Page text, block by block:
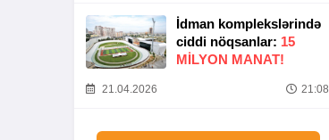
İdman komplekslərində
ciddi nöqsanlar: 15
MILYON MANAT!
21.04.2026 21:08